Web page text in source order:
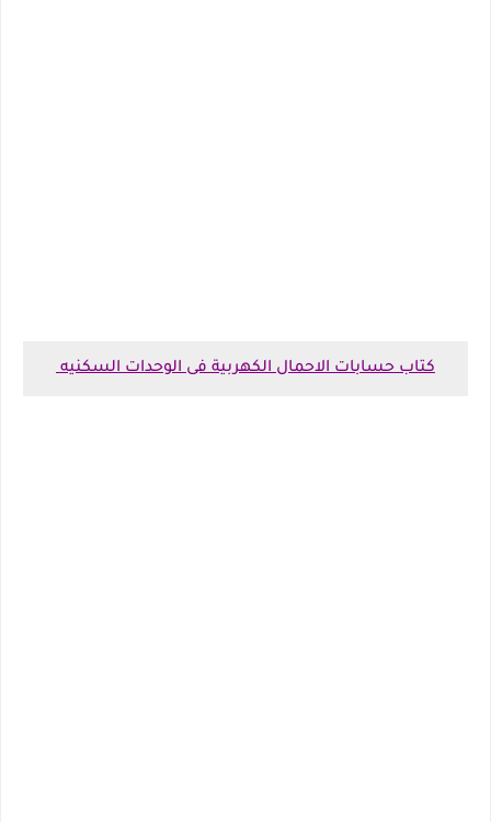
كتاب حسابات الاحمال الكهربية فى الوحدات السكنيه